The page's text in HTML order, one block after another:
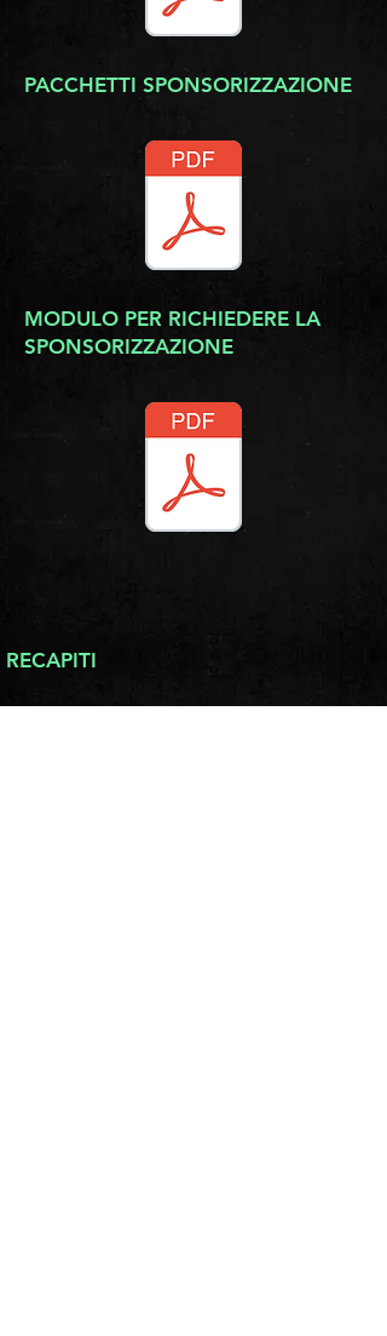
PACCHETTI SPONSORIZZAZIONE
MODULO PER RICHIEDERE LA
SPONSORIZZAZIONE
RECAPITI